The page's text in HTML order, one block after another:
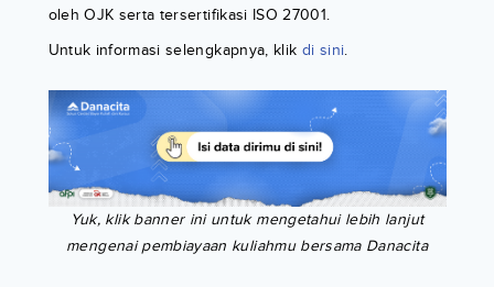
oleh OJK serta tersertifikasi ISO 27001.
Untuk informasi selengkapnya, klik di sini.
Yuk, klik banner ini untuk mengetahui lebih lanjut
mengenai pembiayaan kuliahmu bersama Danacita